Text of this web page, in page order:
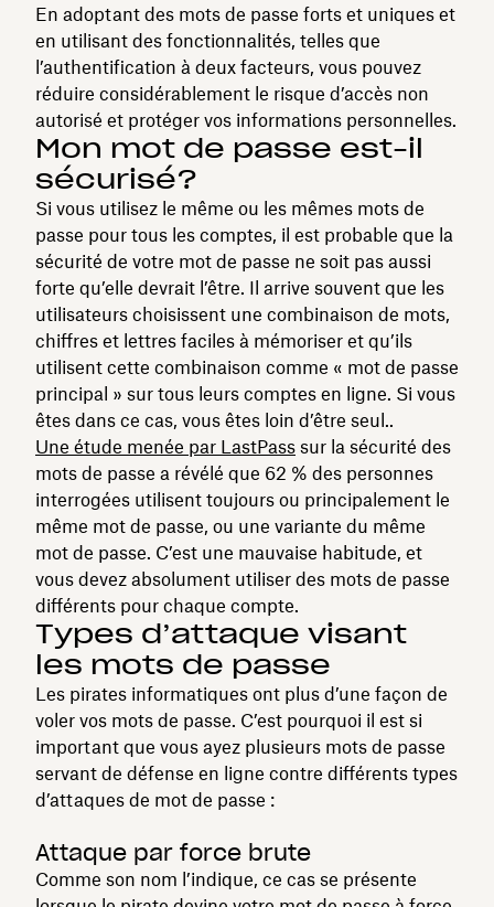
En adoptant des mots de passe forts et uniques et
en utilisant des fonctionnalités, telles que
l’authentification à deux facteurs, vous pouvez
réduire considérablement le risque d’accès non
autorisé et protéger vos informations personnelles.
Mon mot de passe est-il
sécurisé?
Si vous utilisez le même ou les mêmes mots de
passe pour tous les comptes, il est probable que la
sécurité de votre mot de passe ne soit pas aussi
forte qu’elle devrait l’être. Il arrive souvent que les
utilisateurs choisissent une combinaison de mots,
chiffres et lettres faciles à mémoriser et qu’ils
utilisent cette combinaison comme « mot de passe
principal » sur tous leurs comptes en ligne. Si vous
êtes dans ce cas, vous êtes loin d’être seul..
Une étude menée par LastPass sur la sécurité des
mots de passe a révélé que 62 % des personnes
interrogées utilisent toujours ou principalement le
même mot de passe, ou une variante du même
mot de passe. C’est une mauvaise habitude, et
vous devez absolument utiliser des mots de passe
différents pour chaque compte.
Types d’attaque visant
les mots de passe
Les pirates informatiques ont plus d’une façon de
voler vos mots de passe. C’est pourquoi il est si
important que vous ayez plusieurs mots de passe
servant de défense en ligne contre différents types
d’attaques de mot de passe :
Attaque par force brute
Comme son nom l’indique, ce cas se présente